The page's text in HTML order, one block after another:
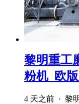
黎明重工
粉机_欧
4 天之前 · 黎